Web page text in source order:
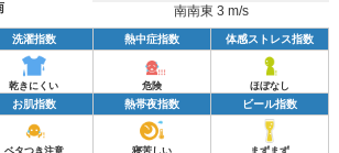
南南東 3 m/s
洗濯指数 熱中症指数 体感ストレス指数
乾きにくい 危険 ほぼなし
お肌指数 熱帯夜指数 ビール指数
ベタつき注意 寝苦しい まずまず